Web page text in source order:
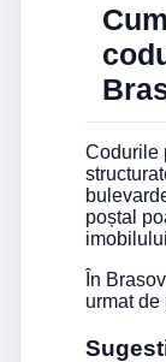
Codurile
poștal
În
urmat de